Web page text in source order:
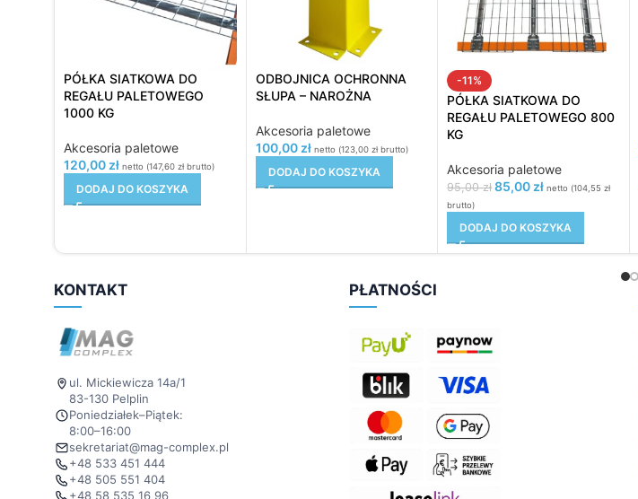
PÓŁKA SIATKOWA DO
REGAŁU PALETOWEGO
1000 KG
Akcesoria paletowe
120,00 zł netto (147,60 zł brutto)
DODAJ DO KOSZYKA
ODBOJNICA OCHRONNA
SŁUPA – NAROŻNA
Akcesoria paletowe
100,00 zł netto (123,00 złbrutto)
DODAJ DO KOSZYKA
-11%
PÓŁKA SIATKOWA DO
REGAŁU PALETOWEGO 800
KG
Akcesoria paletowe
95,00zł 85,00 zł netto (104,55zł
brutto)
DODAJ DO KOSZYKA
KONTAKT
ul. Mickiewicza 14a/1
83-130 Pelplin
Poniedziałek–Piątek:
8:00–16:00
sekretariat@mag-complex.pl
+48 533 451 444
+48 505 551 404
+48 58 535 16 96
PŁATNOŚCI